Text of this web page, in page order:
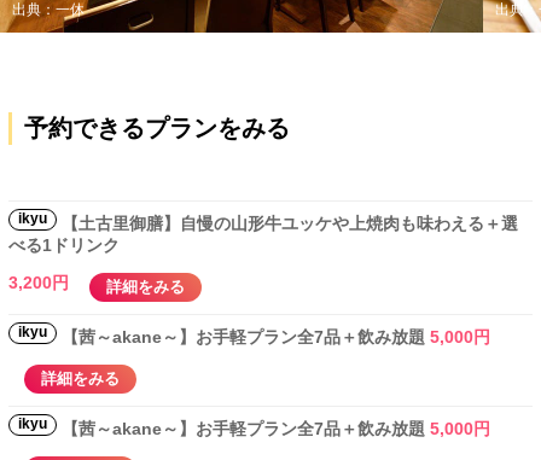
出典：一休 出典
予約できるプランをみる
ikyu
【土古里御膳】自慢の山形牛ユッケや上焼肉も味わえる＋選
べる1ドリンク
3,200円
詳細をみる
ikyu 【茜～akane～】お手軽プラン全7品＋飲み放題 5,000円
詳細をみる
ikyu 【茜～akane～】お手軽プラン全7品＋飲み放題 5,000円